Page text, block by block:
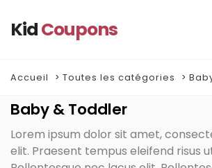
KidCoupons
Accueil Toutes les catégories
Baby & Toddler
Lorem ipsum dolor sit amet,
elit. Praesent tempus eleifend risus